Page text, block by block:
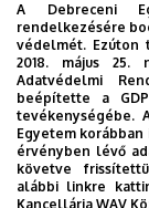
kezekbe.
Letölthető
program
Az Acrobat
A Debreceni
rendelkezésére
védelmét. Ezúton
2018. május 25.
Adatvédelmi
beépítette a
tevékenységébe.
Egyetem
érvényben lévő
követve
alábbi linkre
Kancellária WAV